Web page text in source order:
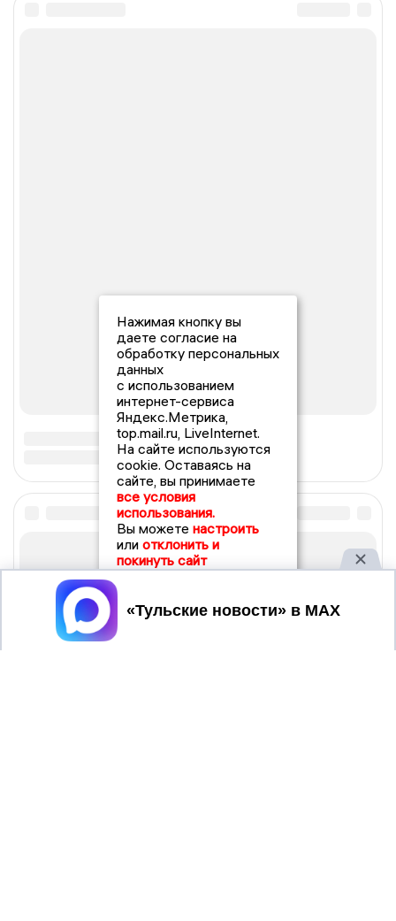
Нажимая кнопку вы
даете согласие на
обработку персональных
данных
с использованием
интернет-сервиса
Яндекс.Метрика,
top.mail.ru, LiveInternet.
На сайте используются
cookie. Оставаясь на
сайте, вы принимаете
все условия
использования.
Вы можете настроить
или отклонить и
покинуть сайт
Принять